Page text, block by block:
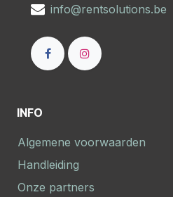
info@rentsolutions.be
INFO
Algemene voorwaarden
Handleiding
Onze partners